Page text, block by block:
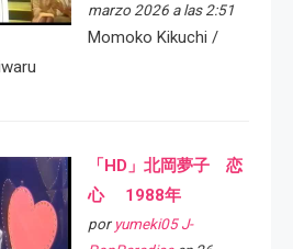
marzo 2026 a las 2:51
Momoko Kikuchi /
「HD」北岡夢子 恋
心 1988年
por yumeki05 J-